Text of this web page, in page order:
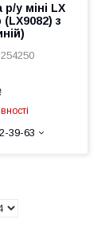
y міні LX
з
39-63